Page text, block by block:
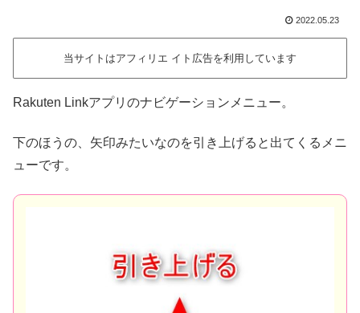
2022.05.23
当サイトはアフィリエ イト広告を利用しています
Rakuten Linkアプリのナビゲーションメニュー。
下のほうの、矢印みたいなのを引き上げると出てくるメニ
ューです。